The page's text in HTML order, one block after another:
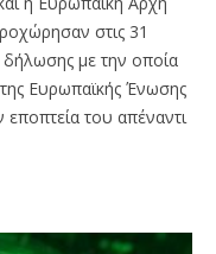
στις 31
δήλωσης με την οποία
Ευρωπαϊκής Ένωσης
εποπτεία του απέναντι